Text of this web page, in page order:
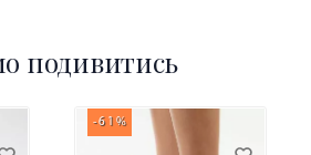
подивитись
-61%